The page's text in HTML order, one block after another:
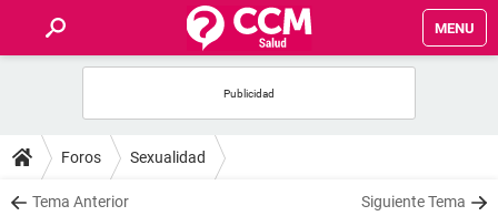
MENU
FOROS
SALUD
Foros Sexualidad
Tema Anterior Siguiente Tema